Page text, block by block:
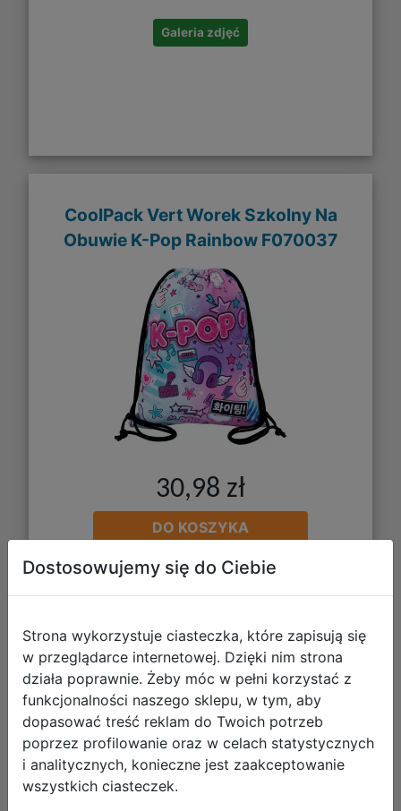
Galeria zdjęć
CoolPack Vert Worek Szkolny Na
Obuwie K-Pop Rainbow F070037
30,98 zł
DO KOSZYKA
CoolPack Campus Piórnik Tuba
Usztywniona z Organizerem K-Pop
Dostosowujemy się do Ciebie
Strona wykorzystuje ciasteczka, które zapisują się
w przeglądarce internetowej. Dzięki nim strona
działa poprawnie. Żeby móc w pełni korzystać z
funkcjonalności naszego sklepu, w tym, aby
dopasować treść reklam do Twoich potrzeb
poprzez profilowanie oraz w celach statystycznych
i analitycznych, konieczne jest zaakceptowanie
wszystkich ciasteczek.